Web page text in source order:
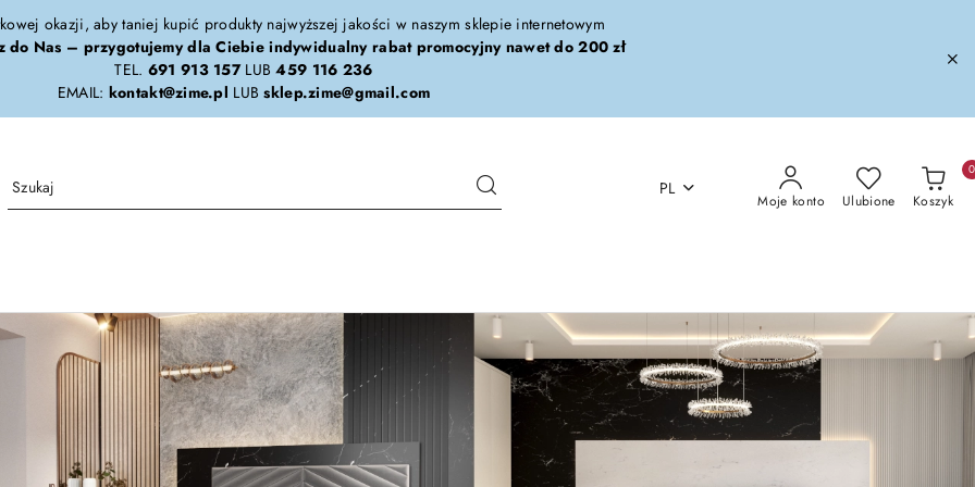
okazji, aby taniej kupić produkty najwyższej jakości w naszym sklepie internetowym
do Nas – przygotujemy dla Ciebie indywidualny rabat promocyjny nawet do 200 zł
TEL. 691 913 157LUB459 116 236
EMAIL: kontakt@zime.pl LUBsklep.zime@gmail.com
PL
Moje konto Ulubione Koszyk
0